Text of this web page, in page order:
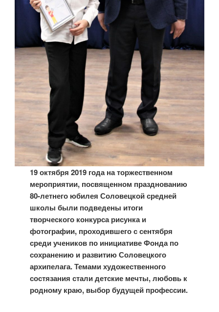
19 октября 2019 года на торжественном
мероприятии, посвященном празднованию
80-летнего юбилея Соловецкой средней
школы были подведены итоги
творческого конкурса рисунка и
фотографии, проходившего с сентября
среди учеников по инициативе Фонда по
сохранению и развитию Соловецкого
архипелага. Темами художественного
состязания стали детские мечты, любовь к
родному краю, выбор будущей профессии.